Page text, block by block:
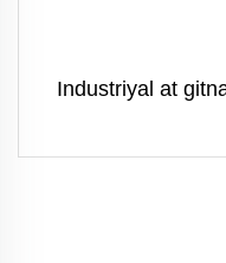
Industriyal at